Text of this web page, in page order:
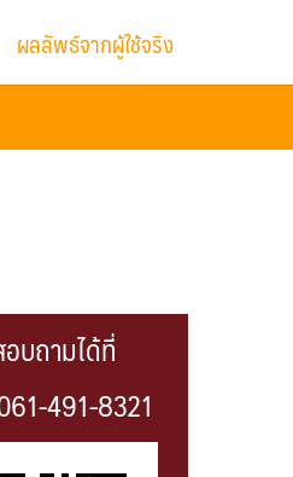
ผลลัพธ์จากผู้ใช้จริง
บถามได้ที่
491-8321